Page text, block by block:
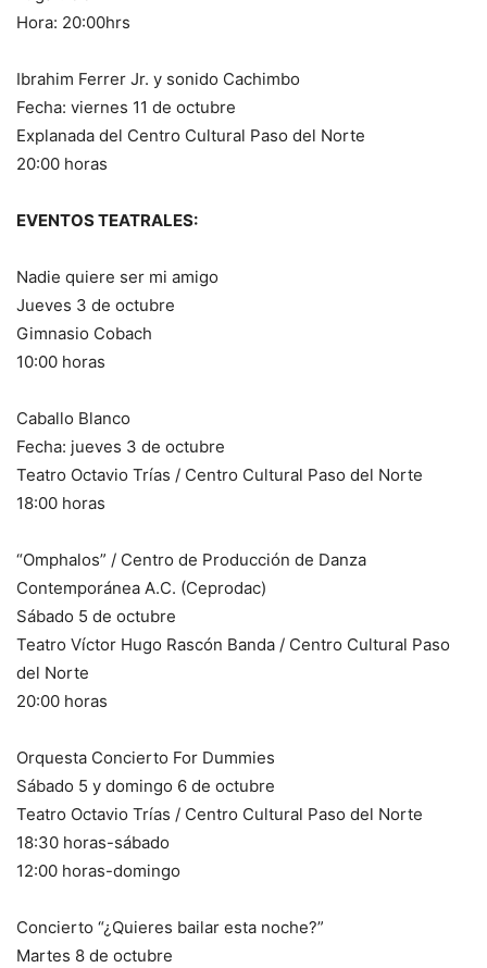
Hora: 20:00hrs
Ibrahim Ferrer Jr. y sonido Cachimbo
Fecha: viernes 11 de octubre
Explanada del Centro Cultural Paso del Norte
20:00 horas
EVENTOS TEATRALES:
Nadie quiere ser mi amigo
Jueves 3 de octubre
Gimnasio Cobach
10:00 horas
Caballo Blanco
Fecha: jueves 3 de octubre
Teatro Octavio Trías / Centro Cultural Paso del Norte
18:00 horas
“Omphalos” / Centro de Producción de Danza
Contemporánea A.C. (Ceprodac)
Sábado 5 de octubre
Teatro Víctor Hugo Rascón Banda / Centro Cultural Paso
del Norte
20:00 horas
Orquesta Concierto For Dummies
Sábado 5 y domingo 6 de octubre
Teatro Octavio Trías / Centro Cultural Paso del Norte
18:30 horas-sábado
12:00 horas-domingo
Concierto “¿Quieres bailar esta noche?”
Martes 8 de octubre